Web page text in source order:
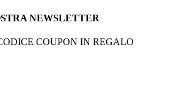
NEWSLETTER
COUPON IN REGALO